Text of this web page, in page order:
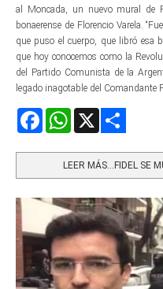
al Moncada, un nuevo mural de
bonaerense de Florencio Varela.
que puso el cuerpo, que libró esa
que hoy conocemos como la
del Partido Comunista de la
legado inagotable del Comandante
FacebookWhatsApp
LEER MÁS…FIDEL SE